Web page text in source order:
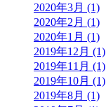
2020年3月 (1)
2020年2月 (1)
2020年1月 (1)
2019年12月 (1)
2019年11月 (1)
2019年10月 (1)
2019年8月 (1)